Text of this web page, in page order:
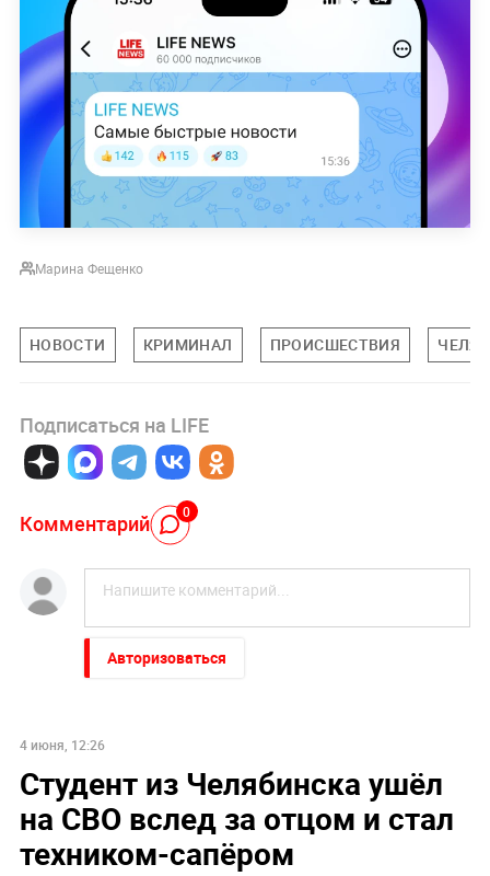
Марина Фещенко
НОВОСТИ КРИМИНАЛ ПРОИСШЕСТВИЯ
Подписаться на LIFE
Комментарий 0
Авторизоваться
4 июня, 12:26
Студент из Челябинска ушёл
на СВО вслед за отцом и стал
техником-сапёром